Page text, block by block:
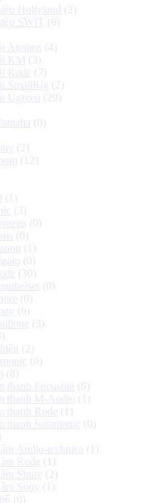
Hollyland
(2)
SWIT (6)
Atomos (4)
KM (3)
Rode (7)
SmallRig (2)
Ugreen
(29)
(0)
(2)
(12)
(1)
(3)
(0)
(0)
(1)
(0)
(30)
(0)
(0)
(6)
(3)
(2)
(0)
(8)
thanh Focusrite (6)
thanh M-Audio (1)
thanh Rode (1)
thanh Saramonic (0)
Audio-technica (1)
Rode (1)
Shure (2)
Sony (1)
(0)